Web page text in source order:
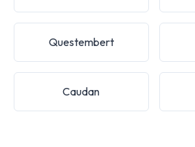
Questembert
Caudan